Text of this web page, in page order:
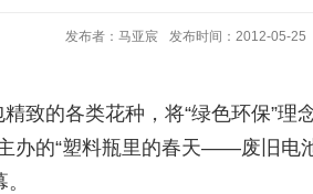
发布者：马亚宸 发布时间：2012-05-25
致的各类花种，将“绿色环保”
办的“塑料瓶里的春天――废旧电